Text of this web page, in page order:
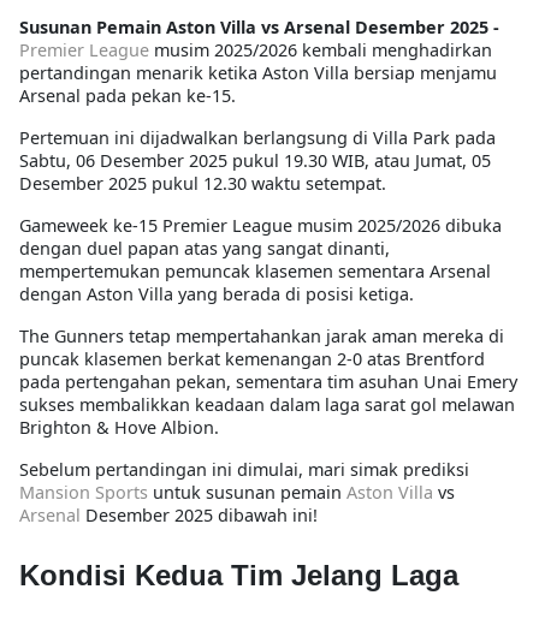
Susunan Pemain Aston Villa vs Arsenal Desember 2025 -
Premier League musim 2025/2026 kembali menghadirkan
pertandingan menarik ketika Aston Villa bersiap menjamu
Arsenal pada pekan ke-15.
Pertemuan ini dijadwalkan berlangsung di Villa Park pada
Sabtu, 06 Desember 2025 pukul 19.30 WIB, atau Jumat, 05
Desember 2025 pukul 12.30 waktu setempat.
Gameweek ke-15 Premier League musim 2025/2026 dibuka
dengan duel papan atas yang sangat dinanti,
mempertemukan pemuncak klasemen sementara Arsenal
dengan Aston Villa yang berada di posisi ketiga.
The Gunners tetap mempertahankan jarak aman mereka di
puncak klasemen berkat kemenangan 2-0 atas Brentford
pada pertengahan pekan, sementara tim asuhan Unai Emery
sukses membalikkan keadaan dalam laga sarat gol melawan
Brighton & Hove Albion.
Sebelum pertandingan ini dimulai, mari simak prediksi
Mansion Sports untuk susunan pemain Aston Villa vs
Arsenal Desember 2025 dibawah ini!
Kondisi Kedua Tim Jelang Laga